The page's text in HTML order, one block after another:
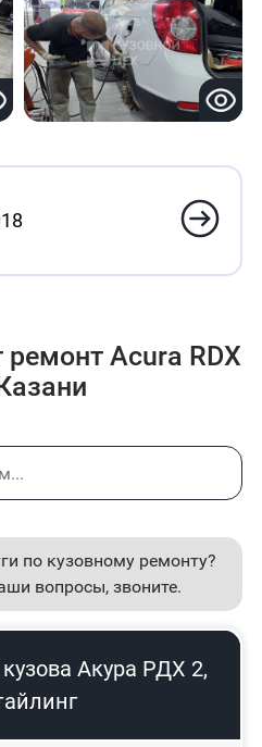
Acura RDX
по кузовному ремонту?
вопросы, звоните.
Акура РДХ 2,